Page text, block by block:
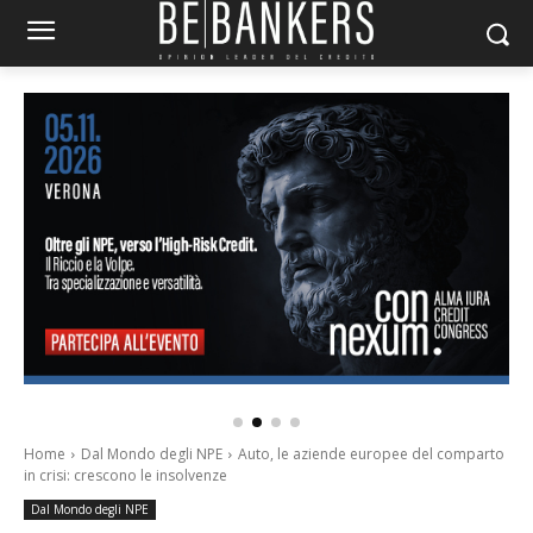
Home Dal Mondo degli NPE
Auto, le aziende europee del comparto
in crisi: crescono le insolvenze
Dal Mondo degli NPE